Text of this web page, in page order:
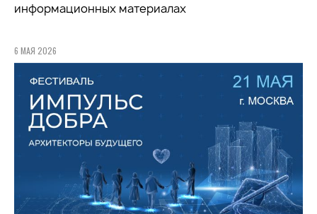
информационных материалах
6 МАЯ 2026